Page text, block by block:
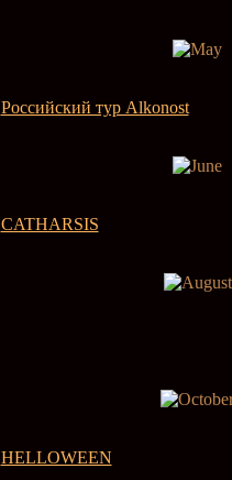
Российский тур Alkonost
CATHARSIS
HELLOWEEN